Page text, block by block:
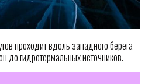
проходит вдоль западного берега
до гидротермальных источников.